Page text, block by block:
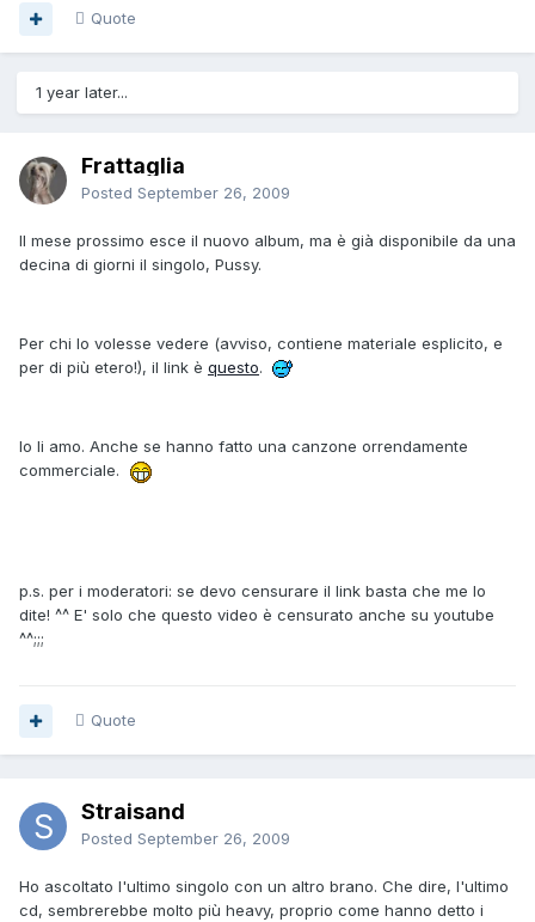
Quote
1 year later...
Frattaglia
Posted September 26, 2009
Il mese prossimo esce il nuovo album, ma è già disponibile da una
decina di giorni il singolo, Pussy.
Per chi lo volesse vedere (avviso, contiene materiale esplicito, e
per di più etero!), il link è questo.
Io li amo. Anche se hanno fatto una canzone orrendamente
commerciale.
p.s. per i moderatori: se devo censurare il link basta che me lo
dite! ^^ E' solo che questo video è censurato anche su youtube
^^;;;
Quote
Straisand
Posted September 26, 2009
Ho ascoltato l'ultimo singolo con un altro brano. Che dire, l'ultimo
cd, sembrerebbe molto più heavy, proprio come hanno detto i